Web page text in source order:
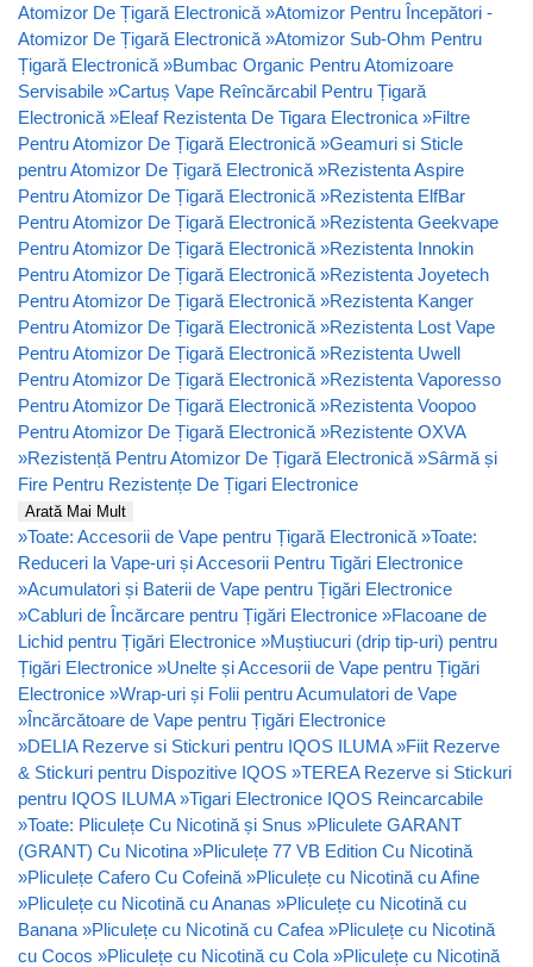
Atomizor De Țigară Electronică »Atomizor Pentru Începători -
Atomizor De Țigară Electronică »Atomizor Sub-Ohm Pentru
Țigară Electronică »Bumbac Organic Pentru Atomizoare
Servisabile »Cartuș Vape Reîncărcabil Pentru Țigară
Electronică »Eleaf Rezistenta De Tigara Electronica »Filtre
Pentru Atomizor De Țigară Electronică »Geamuri si Sticle
pentru Atomizor De Țigară Electronică »Rezistenta Aspire
Pentru Atomizor De Țigară Electronică »Rezistenta ElfBar
Pentru Atomizor De Țigară Electronică »Rezistenta Geekvape
Pentru Atomizor De Țigară Electronică »Rezistenta Innokin
Pentru Atomizor De Țigară Electronică »Rezistenta Joyetech
Pentru Atomizor De Țigară Electronică »Rezistenta Kanger
Pentru Atomizor De Țigară Electronică »Rezistenta Lost Vape
Pentru Atomizor De Țigară Electronică »Rezistenta Uwell
Pentru Atomizor De Țigară Electronică »Rezistenta Vaporesso
Pentru Atomizor De Țigară Electronică »Rezistenta Voopoo
Pentru Atomizor De Țigară Electronică »Rezistente OXVA
»Rezistență Pentru Atomizor De Țigară Electronică »Sârmă și
Fire Pentru Rezistențe De Țigari Electronice
Arată Mai Mult
»Toate: Accesorii de Vape pentru Țigară Electronică »Toate:
Reduceri la Vape-uri și Accesorii Pentru Tigări Electronice
»Acumulatori și Baterii de Vape pentru Țigări Electronice
»Cabluri de Încărcare pentru Țigări Electronice »Flacoane de
Lichid pentru Țigări Electronice »Muștiucuri (drip tip-uri) pentru
Țigări Electronice »Unelte și Accesorii de Vape pentru Țigări
Electronice »Wrap-uri și Folii pentru Acumulatori de Vape
»Încărcătoare de Vape pentru Țigări Electronice
»DELIA Rezerve si Stickuri pentru IQOS ILUMA »Fiit Rezerve
& Stickuri pentru Dispozitive IQOS »TEREA Rezerve si Stickuri
pentru IQOS ILUMA »Tigari Electronice IQOS Reincarcabile
»Toate: Pliculețe Cu Nicotină și Snus »Pliculete GARANT
(GRANT) Cu Nicotina »Pliculețe 77 VB Edition Cu Nicotină
»Pliculețe Cafero Cu Cofeină »Pliculețe cu Nicotină cu Afine
»Pliculețe cu Nicotină cu Ananas »Pliculețe cu Nicotină cu
Banana »Pliculețe cu Nicotină cu Cafea »Pliculețe cu Nicotină
cu Cocos »Pliculețe cu Nicotină cu Cola »Pliculețe cu Nicotină